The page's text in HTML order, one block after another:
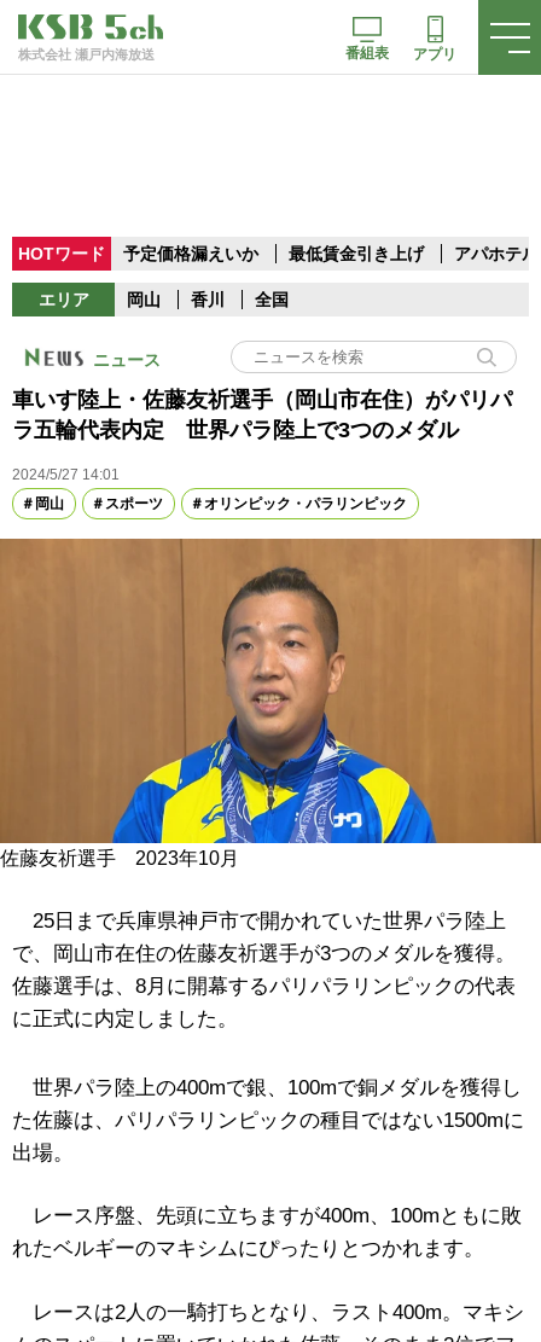
株式会社 瀬戸内海放送 番組表 アプリ
HOTワード 予定価格漏えいか 最低賃金引き上げ アパホテル
エリア 岡山 香川 全国
ニュース
車いす陸上・佐藤友祈選手（岡山市在住）がパリパ
ラ五輪代表内定 世界パラ陸上で3つのメダル
2024/5/27 14:01
岡山
スポーツ オリンピック・パラリンピック
佐藤友祈選手 2023年10月
25日まで兵庫県神戸市で開かれていた世界パラ陸上
で、岡山市在住の佐藤友祈選手が3つのメダルを獲得。
佐藤選手は、8月に開幕するパリパラリンピックの代表
に正式に内定しました。
世界パラ陸上の400mで銀、100mで銅メダルを獲得し
た佐藤は、パリパラリンピックの種目ではない1500mに
出場。
レース序盤、先頭に立ちますが400m、100mともに敗
れたベルギーのマキシムにぴったりとつかれます。
レースは2人の一騎打ちとなり、ラスト400m。マキシ